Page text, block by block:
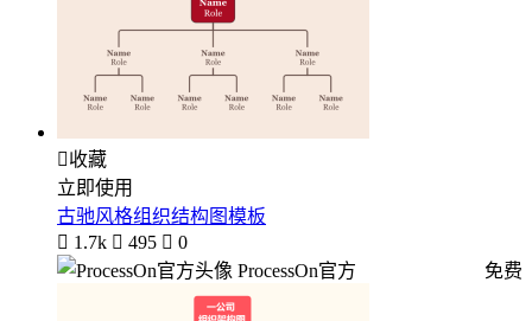
收藏
立即使用
古驰风格组织结构图模板
 1.7k  495  0
ProcessOn官方
免费